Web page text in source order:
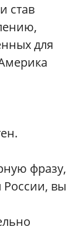
став
для
фразу,
вы